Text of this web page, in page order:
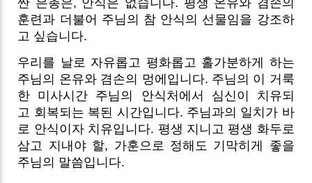
훈련과 더불어 주님의 참 안식의 선물임을 강조하
고 싶습니다.
우리를 날로 자유롭고 평화롭고 홀가분하게 하는
주님의 온유와 겸손의 멍에입니다. 주님의 이 거룩
한 미사시간 주님의 안식처에서 심신이 치유되
고 회복되는 복된 시간입니다. 주님과의 일치가 바
로 안식이자 치유입니다. 평생 지니고 평생 화두로
삼고 지내야 할, 가훈으로 정해도 기막히게 좋을
주님의 말씀입니다.